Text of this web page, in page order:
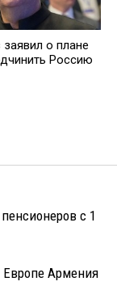
о плане
Россию
с 1
Армения